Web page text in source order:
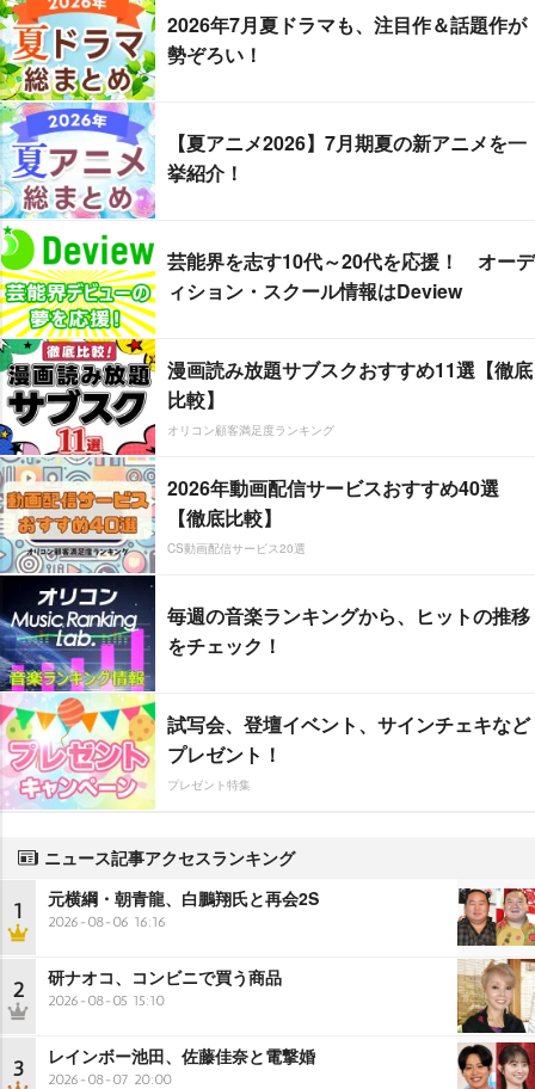
2026年7月夏ドラマも、注目作＆話題作が
勢ぞろい！
【夏アニメ2026】7月期夏の新アニメを一
挙紹介！
芸能界を志す10代～20代を応援！ オーデ
ィション・スクール情報はDeview
漫画読み放題サブスクおすすめ11選【徹底
比較】
オリコン顧客満足度ランキング
2026年動画配信サービスおすすめ40選
【徹底比較】
CS動画配信サービス20選
毎週の音楽ランキングから、ヒットの推移
をチェック！
試写会、登壇イベント、サインチェキなど
プレゼント！
プレゼント特集
ニュース記事アクセスランキング
1 元横綱・朝青龍、白鵬翔氏と再会2S
2026-08-06 16:16
2 研ナオコ、コンビニで買う商品
2026-08-05 15:10
3 レインボー池田、佐藤佳奈と電撃婚
2026-08-07 20:00